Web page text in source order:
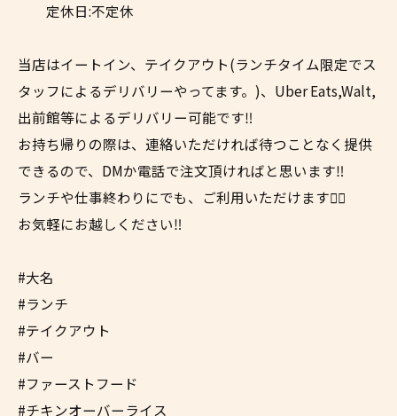
定休日:不定休
当店はイートイン、テイクアウト(ランチタイム限定でス
タッフによるデリバリーやってます。)、Uber Eats,Walt,
出前館等によるデリバリー可能です‼︎
お持ち帰りの際は、連絡いただければ待つことなく提供
できるので、DMか電話で注文頂ければと思います‼︎
ランチや仕事終わりにでも、ご利用いただけます✌🏼
お気軽にお越しください‼︎
#大名
#ランチ
#テイクアウト
#バー
#ファーストフード
#チキンオーバーライス